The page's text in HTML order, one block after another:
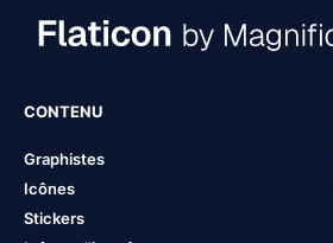
CONTENU
Graphistes
Icônes
Stickers